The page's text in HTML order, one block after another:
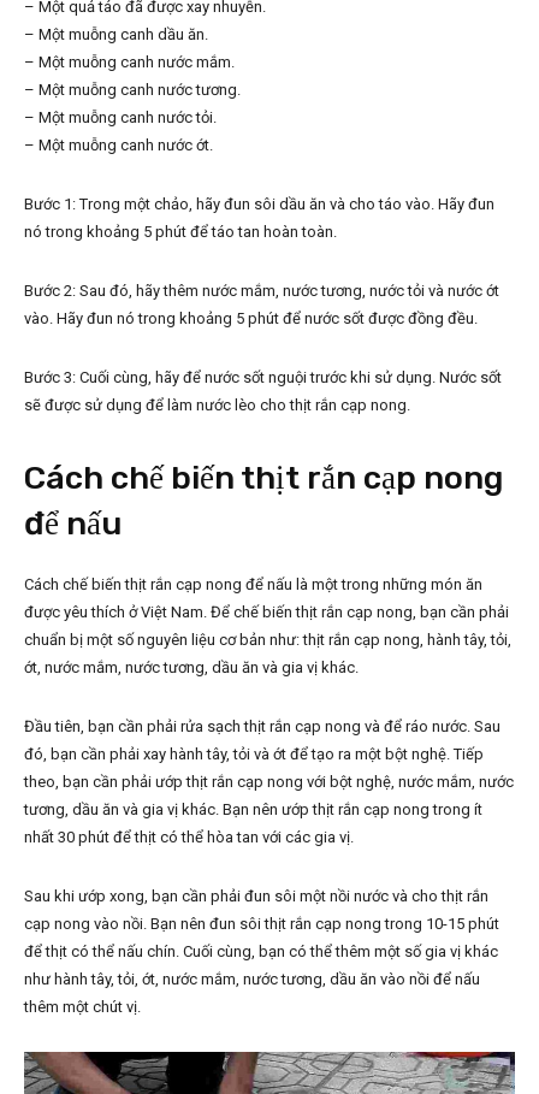
– Một quả táo đã được xay nhuyễn.
– Một muỗng canh dầu ăn.
– Một muỗng canh nước mắm.
– Một muỗng canh nước tương.
– Một muỗng canh nước tỏi.
– Một muỗng canh nước ớt.
Bước 1: Trong một chảo, hãy đun sôi dầu ăn và cho táo vào. Hãy đun
nó trong khoảng 5 phút để táo tan hoàn toàn.
Bước 2: Sau đó, hãy thêm nước mắm, nước tương, nước tỏi và nước ớt
vào. Hãy đun nó trong khoảng 5 phút để nước sốt được đồng đều.
Bước 3: Cuối cùng, hãy để nước sốt nguội trước khi sử dụng. Nước sốt
sẽ được sử dụng để làm nước lèo cho thịt rắn cạp nong.
Cách chế biến thịt rắn cạp nong
để nấu
Cách chế biến thịt rắn cạp nong để nấu là một trong những món ăn
được yêu thích ở Việt Nam. Để chế biến thịt rắn cạp nong, bạn cần phải
chuẩn bị một số nguyên liệu cơ bản như: thịt rắn cạp nong, hành tây, tỏi,
ớt, nước mắm, nước tương, dầu ăn và gia vị khác.
Đầu tiên, bạn cần phải rửa sạch thịt rắn cạp nong và để ráo nước. Sau
đó, bạn cần phải xay hành tây, tỏi và ớt để tạo ra một bột nghệ. Tiếp
theo, bạn cần phải ướp thịt rắn cạp nong với bột nghệ, nước mắm, nước
tương, dầu ăn và gia vị khác. Bạn nên ướp thịt rắn cạp nong trong ít
nhất 30 phút để thịt có thể hòa tan với các gia vị.
Sau khi ướp xong, bạn cần phải đun sôi một nồi nước và cho thịt rắn
cạp nong vào nồi. Bạn nên đun sôi thịt rắn cạp nong trong 10-15 phút
để thịt có thể nấu chín. Cuối cùng, bạn có thể thêm một số gia vị khác
như hành tây, tỏi, ớt, nước mắm, nước tương, dầu ăn vào nồi để nấu
thêm một chút vị.